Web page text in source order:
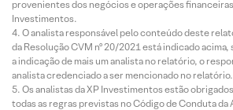
provenientes dos negócios e operações
Investimentos.
O analista responsável pelo conteúdo deste
da Resolução CVM nº 20/2021 está indicado
a indicação de mais um analista no relatório, o
analista credenciado a ser mencionado no relatório.
Os analistas da XP Investimentos estão
todas as regras previstas no Código de Conduta da